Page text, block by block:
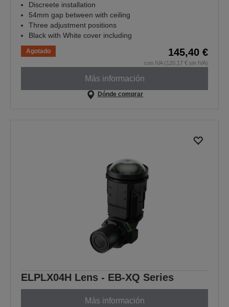
Discreete installation
54mm gap between with ceiling
Three adjustment positions
Black with White cover including
Agotado 145,40 €
con IVA (120,17 € sin IVA)
Más información
Dónde comprar
ELPLX04H Lens - EB-XQ Series
Más información